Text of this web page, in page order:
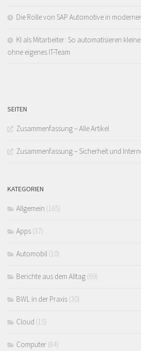
Die Rolle von SAP Automotive in
KI als Mitarbeiter: So automatisieren
ohne eigenes IT-Team
SEITEN
Zusammenfassung – Alle Artikel
Zusammenfassung – Sicherheit und
KATEGORIEN
Allgemein (165)
Apps (37)
Automobil (10)
Berichte aus dem Alltag (69)
BWL in der Praxis (30)
Cloud (15)
Computer (84)